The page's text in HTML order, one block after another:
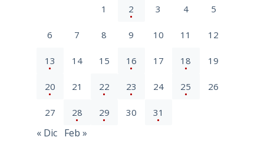
1 2 3 4 5
6 7 8 9 10 11 12
13 14 15 16 17 18 19
20 21 22 23 24 25 26
27 28 29 30 31
« Dic Feb »